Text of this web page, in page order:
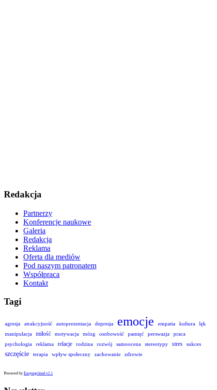
Redakcja
Partnerzy
Konferencje naukowe
Galeria
Redakcja
Reklama
Oferta dla mediów
Pod naszym patronatem
Współpraca
Kontakt
Tagi
agresja atrakcyjność autoprezentacja depresja emocje empatia kultura
lęk
manipulacja
miłość motywacja mózg osobowość pamięć perswazja
praca
psychologia
reklama relacje rodzina rozwój samoocena stereotypy stres sukces
szczęście terapia wpływ społeczny zachowanie zdrowie
Powered by Easytagcloud v2.1